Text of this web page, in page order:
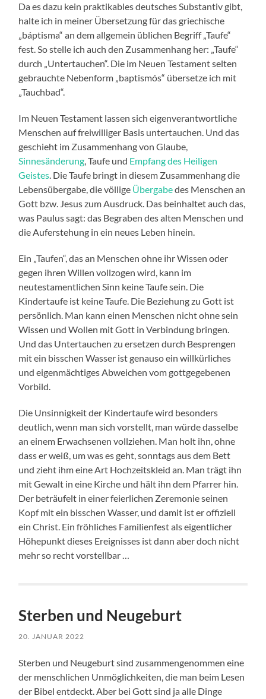
Da es dazu kein praktikables deutsches Substantiv gibt,
halte ich in meiner Übersetzung für das griechische
„báptisma“ an dem allgemein üblichen Begriff „Taufe“
fest. So stelle ich auch den Zusammenhang her: „Taufe“
durch „Untertauchen“. Die im Neuen Testament selten
gebrauchte Nebenform „baptismós“ übersetze ich mit
„Tauchbad“.
Im Neuen Testament lassen sich eigenverantwortliche
Menschen auf freiwilliger Basis untertauchen. Und das
geschieht im Zusammenhang von Glaube,
Sinnesänderung, Taufe und Empfang des Heiligen
Geistes. Die Taufe bringt in diesem Zusammenhang die
Lebensübergabe, die völlige Übergabedes Menschen an
Gott bzw. Jesus zum Ausdruck. Das beinhaltet auch das,
was Paulus sagt: das Begraben des alten Menschen und
die Auferstehung in ein neues Leben hinein.
Ein „Taufen“, das an Menschen ohne ihr Wissen oder
gegen ihren Willen vollzogen wird, kann im
neutestamentlichen Sinn keine Taufe sein. Die
Kindertaufe ist keine Taufe. Die Beziehung zu Gott ist
persönlich. Man kann einen Menschen nicht ohne sein
Wissen und Wollen mit Gott in Verbindung bringen.
Und das Untertauchen zu ersetzen durch Besprengen
mit ein bisschen Wasser ist genauso ein willkürliches
und eigenmächtiges Abweichen vom gottgegebenen
Vorbild.
Die Unsinnigkeit der Kindertaufe wird besonders
deutlich, wenn man sich vorstellt, man würde dasselbe
an einem Erwachsenen vollziehen. Man holt ihn, ohne
dass er weiß, um was es geht, sonntags aus dem Bett
und zieht ihm eine Art Hochzeitskleid an. Man trägt ihn
mit Gewalt in eine Kirche und hält ihn dem Pfarrer hin.
Der beträufelt in einer feierlichen Zeremonie seinen
Kopf mit ein bisschen Wasser, und damit ist er offiziell
ein Christ. Ein fröhliches Familienfest als eigentlicher
Höhepunkt dieses Ereignisses ist dann aber doch nicht
mehr so recht vorstellbar …
Sterben und Neugeburt
20. JANUAR 2022
Sterben und Neugeburt sind zusammengenommen eine
der menschlichen Unmöglichkeiten, die man beim Lesen
der Bibel entdeckt. Aber bei Gott sind ja alle Dinge